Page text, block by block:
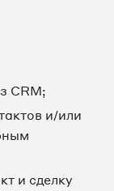
CRM;
и/или
и сделку